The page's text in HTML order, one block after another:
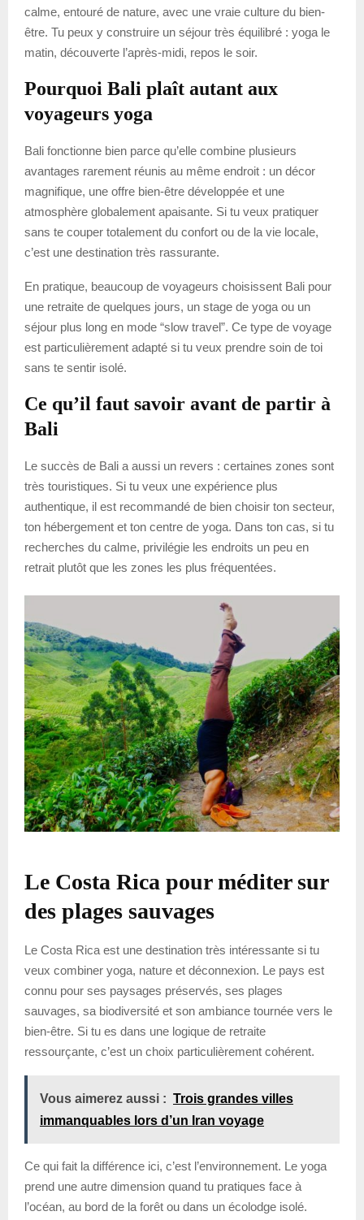
calme, entouré de nature, avec une vraie culture du bien-
être. Tu peux y construire un séjour très équilibré : yoga le
matin, découverte l’après-midi, repos le soir.
Pourquoi Bali plaît autant aux
voyageurs yoga
Bali fonctionne bien parce qu’elle combine plusieurs
avantages rarement réunis au même endroit : un décor
magnifique, une offre bien-être développée et une
atmosphère globalement apaisante. Si tu veux pratiquer
sans te couper totalement du confort ou de la vie locale,
c’est une destination très rassurante.
En pratique, beaucoup de voyageurs choisissent Bali pour
une retraite de quelques jours, un stage de yoga ou un
séjour plus long en mode “slow travel”. Ce type de voyage
est particulièrement adapté si tu veux prendre soin de toi
sans te sentir isolé.
Ce qu’il faut savoir avant de partir à
Bali
Le succès de Bali a aussi un revers : certaines zones sont
très touristiques. Si tu veux une expérience plus
authentique, il est recommandé de bien choisir ton secteur,
ton hébergement et ton centre de yoga. Dans ton cas, si tu
recherches du calme, privilégie les endroits un peu en
retrait plutôt que les zones les plus fréquentées.
Le Costa Rica pour méditer sur
des plages sauvages
Le Costa Rica est une destination très intéressante si tu
veux combiner yoga, nature et déconnexion. Le pays est
connu pour ses paysages préservés, ses plages
sauvages, sa biodiversité et son ambiance tournée vers le
bien-être. Si tu es dans une logique de retraite
ressourçante, c’est un choix particulièrement cohérent.
Vous aimerez aussi : Trois grandes villes
immanquables lors d’un Iran voyage
Ce qui fait la différence ici, c’est l’environnement. Le yoga
prend une autre dimension quand tu pratiques face à
l’océan, au bord de la forêt ou dans un écolodge isolé.